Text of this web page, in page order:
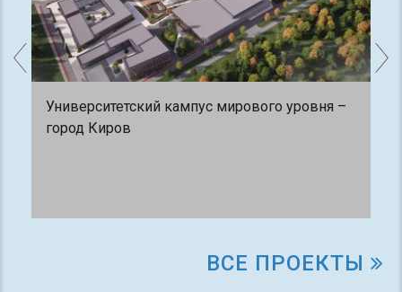
Университетский кампус мирового уровня –
город Киров
ВСЕ ПРОЕКТЫ